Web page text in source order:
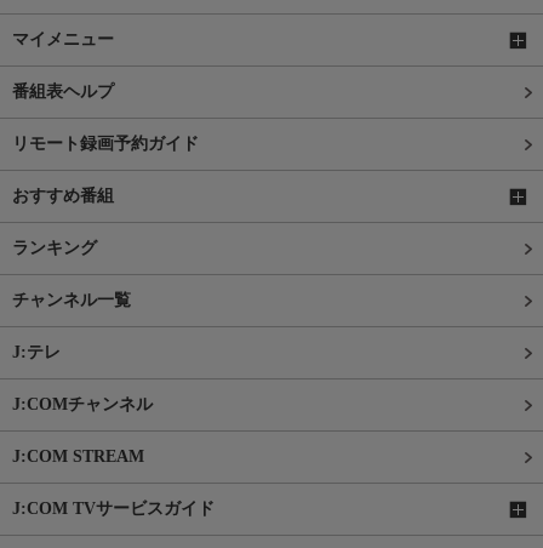
マイメニュー
番組表ヘルプ
リモート録画予約ガイド
おすすめ番組
ランキング
チャンネル一覧
J:テレ
J:COMチャンネル
J:COM STREAM
J:COM TVサービスガイド